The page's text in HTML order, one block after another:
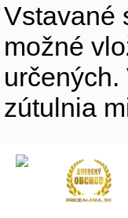
Vstavané
možné
zútulnia